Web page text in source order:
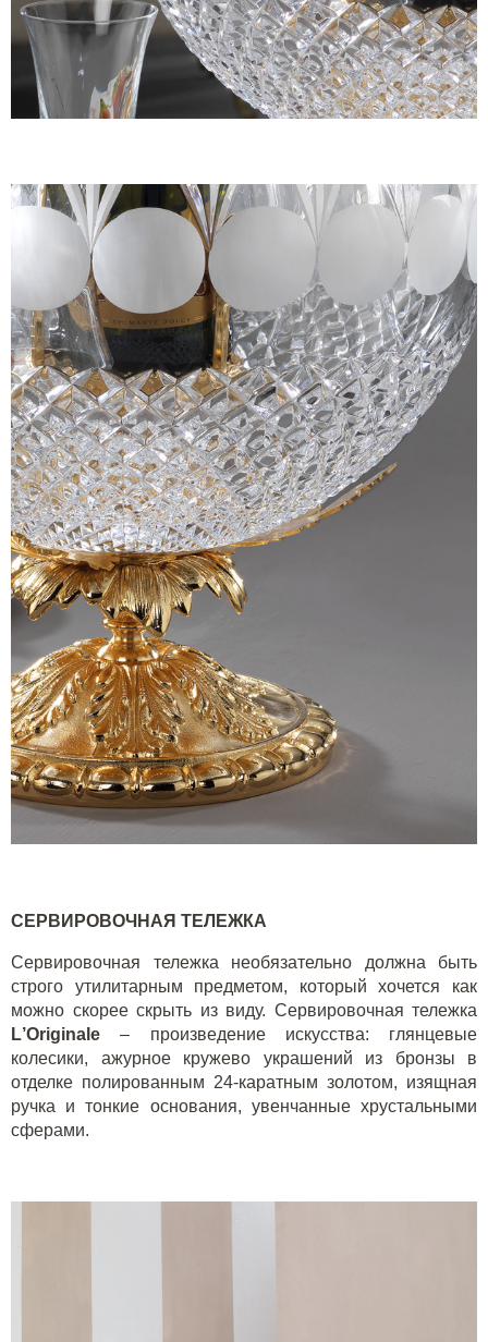
СЕРВИРОВОЧНАЯ ТЕЛЕЖКА
Сервировочная тележка необязательно должна быть
строго утилитарным предметом, который хочется как
можно скорее скрыть из виду. Сервировочная тележка
L’Originale
– произведение искусства: глянцевые
колесики, ажурное кружево украшений из бронзы в
отделке полированным 24-каратным золотом, изящная
ручка и тонкие основания, увенчанные хрустальными
сферами.